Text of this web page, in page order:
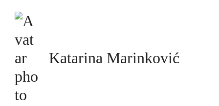
Katarina Marinković